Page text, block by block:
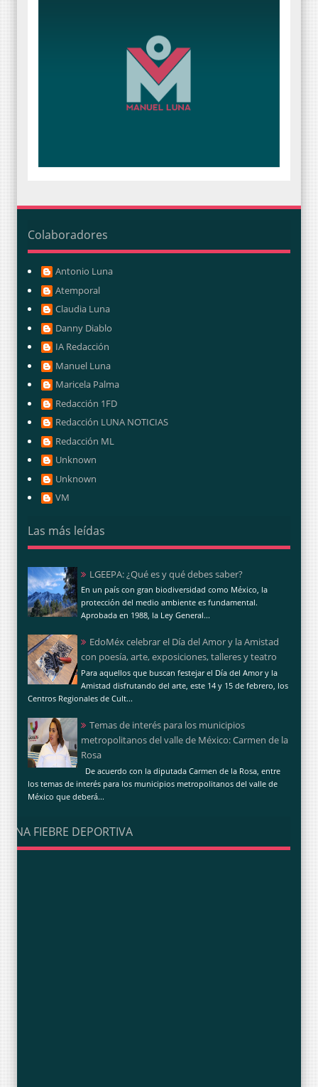
Colaboradores
Antonio Luna
Atemporal
Claudia Luna
Danny Diablo
IA Redacción
Manuel Luna
Maricela Palma
Redacción 1FD
Redacción LUNA NOTICIAS
Redacción ML
Unknown
Unknown
VM
Las más leídas
LGEEPA: ¿Qué es y qué debes saber?
En un país con gran biodiversidad como México, la
protección del medio ambiente es fundamental.
Aprobada en 1988, la Ley General...
EdoMéx celebrar el Día del Amor y la Amistad
con poesía, arte, exposiciones, talleres y teatro
Para aquellos que buscan festejar el Día del Amor y la
Amistad disfrutando del arte, este 14 y 15 de febrero, los
Centros Regionales de Cult...
Temas de interés para los municipios
metropolitanos del valle de México: Carmen de la
Rosa
De acuerdo con la diputada Carmen de la Rosa, entre
los temas de interés para los municipios metropolitanos del valle de
México que deberá...
UNA FIEBRE DEPORTIVA